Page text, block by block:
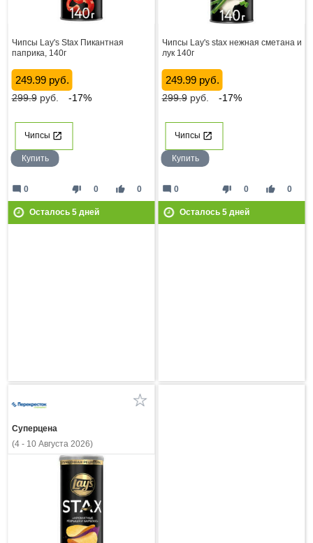
Чипсы Lay's Stax Пикантная
паприка, 140г
249.99 руб.
299.9руб. -17%
Чипсы
Купить
thumb_down 0 thumb_up 0
mode_comment 0
Осталось 5дней
Чипсы Lay's stax нежная сметана и
лук 140г
249.99 руб.
299.9руб. -17%
Чипсы
Купить
thumb_down 0 thumb_up 0
mode_comment 0
Осталось 5дней
Суперцена
(4 - 10 Августа 2026)